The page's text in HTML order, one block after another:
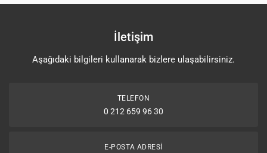
İletişim
Aşağıdaki bilgileri kullanarak bizlere ulaşabilirsiniz.
TELEFON
0 212 659 96 30
E-POSTA ADRESI